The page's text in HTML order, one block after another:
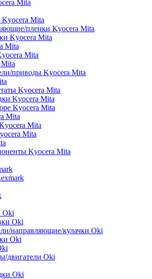
Mita
Mita
пленки Kyocera Mita
Kyocera Mita
Mita
Mita
приводы Kyocera Mita
Kyocera Mita
Kyocera Mita
Kyocera Mita
Mita
Mita
Mita
Kyocera Mita
Oki
Oki
направляющие/кулачки Oki
Oki
двигатели Oki
Oki